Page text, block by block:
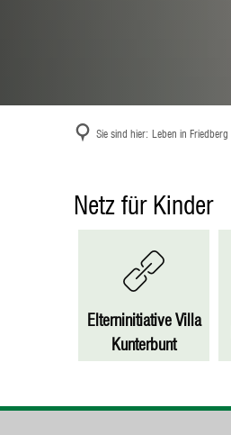
Sie sind hier: Leben in Friedberg
Netz für Kinder
Elterninitiative Villa
Kunterbunt